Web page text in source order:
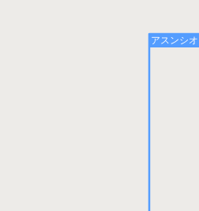
アスンシ